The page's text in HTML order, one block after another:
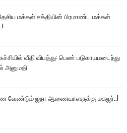
மக்கள் சக்தியின் பிரமாண்ட மக்கள்
வீதி விபத்து: பெண் படுகாயமடைந்து
அனுமதி
வேண்டும் ஐநா ஆணையாளருக்கு மகஜர்..!